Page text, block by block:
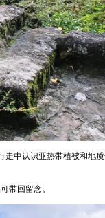
走中认识亚热带植被和地
带回留念。